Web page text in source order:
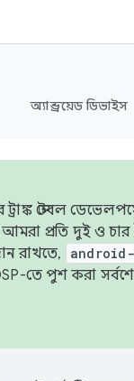
অ্যান্ড্রয়েড ডিভাইস
স্টেবল
আমরা প্রতি দুই ও
রাখতে,
AOSP-তে পুশ করা